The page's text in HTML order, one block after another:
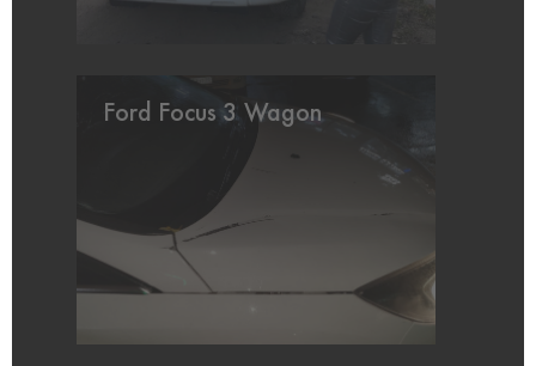
Ford Focus 3 Wagon